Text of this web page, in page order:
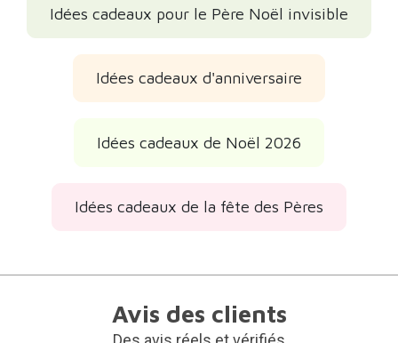
Idées cadeaux d'anniversaire
Des avis réels et vérifiés